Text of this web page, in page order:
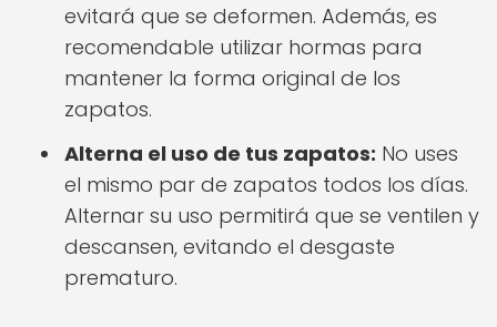
evitará que se deformen. Además, es
recomendable utilizar hormas para
mantener la forma original de los
zapatos.
Alterna el uso de tus zapatos: No uses
el mismo par de zapatos todos los días.
Alternar su uso permitirá que se ventilen y
descansen, evitando el desgaste
prematuro.